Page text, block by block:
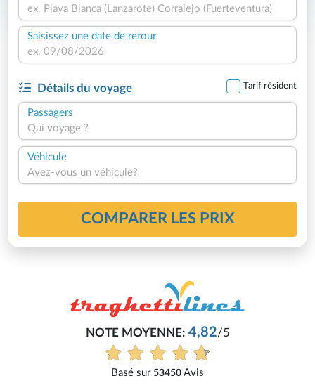
Saisissez une date de retour
Détails du voyage Tarif résident
Passagers
Qui voyage ?
Véhicule
Avez-vous un véhicule?
COMPARER LES PRIX
Philippe
Très bon service, tout s'est bien